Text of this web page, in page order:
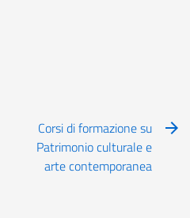
Corsi di formazione su
Patrimonio culturale e
arte contemporanea